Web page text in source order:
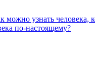
можно узнать человека,
по-настоящему?